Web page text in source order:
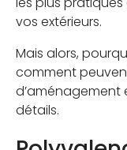
vos extérieurs.
Mais alors,
comment
d’aménagement
détails.